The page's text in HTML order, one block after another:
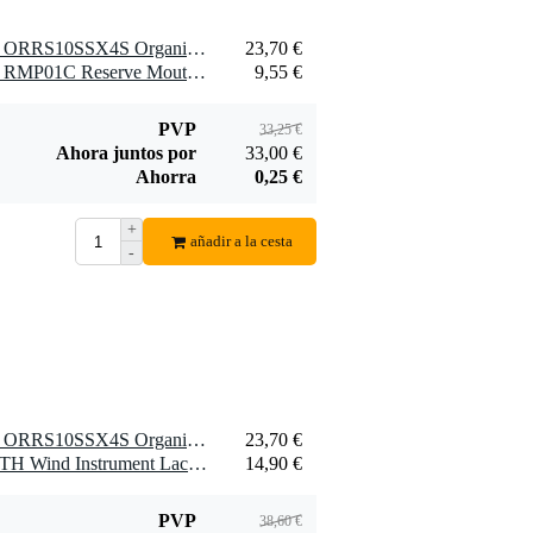
1 x D'Addario Woodwinds ORRS10SSX4S Organic Select Cañas Jazz para saxofón soprano, 4 Soft, paquete de 10, sin lengüeta
23,70 €
1 x D'Addario Woodwinds RMP01C Reserve Mouthpiece Patches Clear (Pack of 5)
9,55 €
PVP 33,25 €
Ahora juntos por
33,00 €
Ahorra
0,25 €
+
-
añadir a la cesta
1 x D'Addario Woodwinds ORRS10SSX4S Organic Select Cañas Jazz para saxofón soprano, 4 Soft, paquete de 10, sin lengüeta
23,70 €
1 x Yamaha BMMLCCLOTH Wind Instrument Lacquer Cloth
14,90 €
PVP 38,60 €